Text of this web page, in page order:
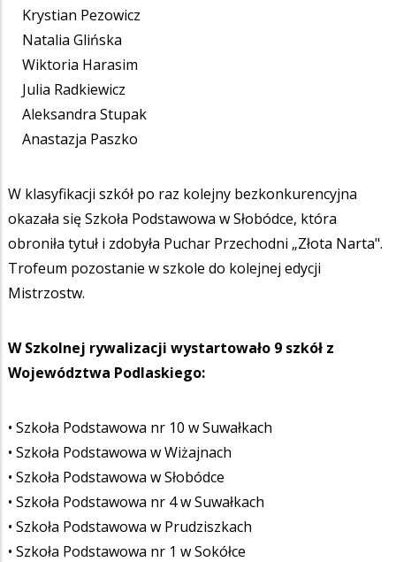
Krystian Pezowicz
Natalia Glińska
Wiktoria Harasim
Julia Radkiewicz
Aleksandra Stupak
Anastazja Paszko
W klasyfikacji szkół po raz kolejny bezkonkurencyjna
okazała się Szkoła Podstawowa w Słobódce, która
obroniła tytuł i zdobyła Puchar Przechodni „Złota Narta".
Trofeum pozostanie w szkole do kolejnej edycji
Mistrzostw.
W Szkolnej rywalizacji wystartowało 9 szkół z
Województwa Podlaskiego:
• Szkoła Podstawowa nr 10 w Suwałkach
• Szkoła Podstawowa w Wiżajnach
• Szkoła Podstawowa w Słobódce
• Szkoła Podstawowa nr 4 w Suwałkach
• Szkoła Podstawowa w Prudziszkach
• Szkoła Podstawowa nr 1 w Sokółce